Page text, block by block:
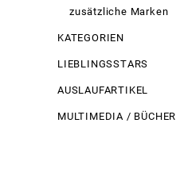
zusätzliche Marken
KATEGORIEN
LIEBLINGSSTARS
AUSLAUFARTIKEL
MULTIMEDIA / BÜCHER